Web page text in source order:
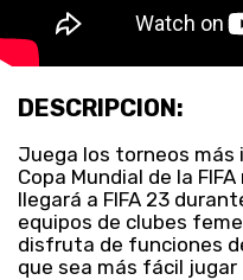
DESCRIPCION:
Juega los torneos
Copa Mundial de la
llegará a FIFA 23
equipos de clubes
disfruta de funciones
que sea más fácil